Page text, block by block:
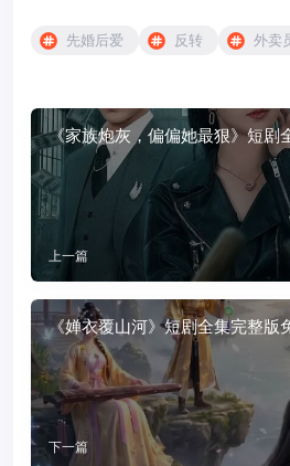
先婚后爱 反转 外卖
《家族炮灰，偏偏她最狠》短剧
上一篇
《婵衣覆山河》短剧全集完整版
下一篇